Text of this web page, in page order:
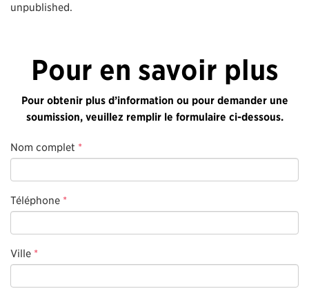
unpublished.
Pour en savoir plus
Pour obtenir plus d’information ou pour demander une
soumission, veuillez remplir le formulaire ci-dessous.
Nom complet *
Téléphone *
Ville *